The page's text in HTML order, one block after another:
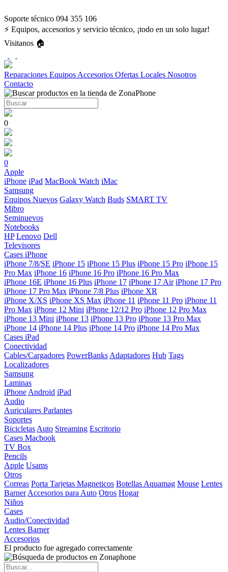
Soporte técnico 094 355 106
⚡ Equipos, accesorios y servicio técnico, ¡todo en un solo lugar!
Visitanos 🏠
Reparaciones Equipos Accesorios Ofertas Locales Nosotros
Contacto
0
0
Apple
iPhone iPad MacBook Watch iMac
Samsung
Equipos Nuevos Galaxy Watch Buds SMART TV
Mibro
Seminuevos
Notebooks
HP Lenovo Dell
Televisores
Cases iPhone
iPhone 7/8/SE iPhone 15 iPhone 15 Plus iPhone 15 Pro iPhone 15
Pro Max iPhone 16 iPhone 16 Pro iPhone 16 Pro Max
iPhone 16E iPhone 16 Plus iPhone 17 iPhone 17 Air iPhone 17 Pro
iPhone 17 Pro Max iPhone 7/8 Plus iPhone XR
iPhone X/XS iPhone XS Max iPhone 11 iPhone 11 Pro iPhone 11
Pro Max iPhone 12 Mini iPhone 12/12 Pro iPhone 12 Pro Max
iPhone 13 Mini iPhone 13 iPhone 13 Pro iPhone 13 Pro Max
iPhone 14 iPhone 14 Plus iPhone 14 Pro iPhone 14 Pro Max
Cases iPad
Conectividad
Cables/Cargadores PowerBanks Adaptadores Hub Tags
Localizadores
Samsung
Laminas
iPhone Android iPad
Audio
Auriculares Parlantes
Soportes
Bicicletas Auto Streaming Escritorio
Cases Macbook
TV Box
Pencils
Apple Usams
Otros
Correas Porta Tarjetas Magneticos Botellas Aquamag Mouse Lentes
Barner Accesorios para Auto Otros Hogar
Niños
Cases
Audio/Conectividad
Lentes Barner
Accesorios
El producto fue agregado correctamente